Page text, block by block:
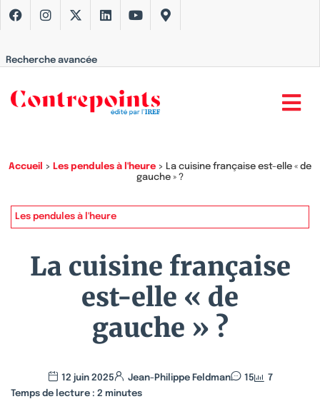
Recherche avancée
Accueil > Les pendules à l'heure > La cuisine française est-elle « de
gauche » ?
Les pendules à l'heure
La cuisine française
est-elle « de
gauche » ?
12 juin 2025 Jean-Philippe Feldman 15
7
Temps de lecture : 2 minutes